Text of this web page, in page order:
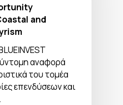
and
αναφορά
του τομέα
επενδύσεων και